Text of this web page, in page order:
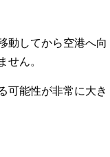
動してから空港へ向
せん。
可能性が非常に大き